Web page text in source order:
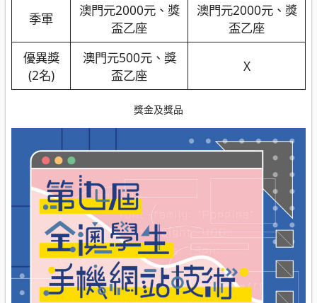
季軍
澳門元2000元、獎
盃乙座
澳門元2000元、獎
盃乙座
優異獎
(2名)
澳門元500元、獎
盃乙座
X
獎金及獎品